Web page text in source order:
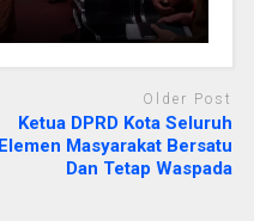
Older Post
Ketua DPRD Kota Seluruh
Elemen Masyarakat Bersatu
Dan Tetap Waspada